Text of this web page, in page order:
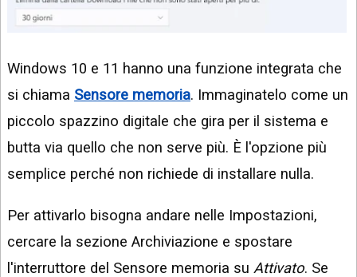
Windows 10 e 11 hanno una funzione integrata che
si chiama Sensore memoria. Immaginatelo come un
piccolo spazzino digitale che gira per il sistema e
butta via quello che non serve più. È l'opzione più
semplice perché non richiede di installare nulla.
Per attivarlo bisogna andare nelle Impostazioni,
cercare la sezione Archiviazione e spostare
l'interruttore del Sensore memoria su Attivato. Se